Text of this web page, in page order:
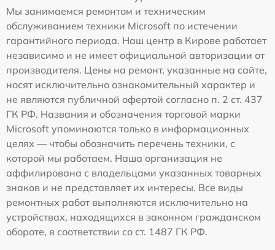
Мы занимаемся ремонтом и техническим
обслуживанием техники Microsoft по истечении
гарантийного периода. Наш центр в Кирове работает
независимо и не имеет официальной авторизации от
производителя. Цены на ремонт, указанные на сайте,
носят исключительно ознакомительный характер и
не являются публичной офертой согласно п. 2 ст. 437
ГК РФ. Названия и обозначения торговой марки
Microsoft упоминаются только в информационных
целях — чтобы обозначить перечень техники, с
которой мы работаем. Наша организация не
аффилирована с владельцами указанных товарных
знаков и не представляет их интересы. Все виды
ремонтных работ выполняются исключительно на
устройствах, находящихся в законном гражданском
обороте, в соответствии со ст. 1487 ГК РФ.